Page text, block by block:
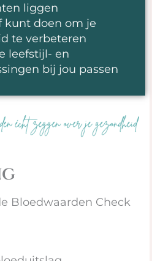
liggen
kunt doen om je
te verbeteren
leefstijl- en
bij jou passen
Bloedwaarden Check